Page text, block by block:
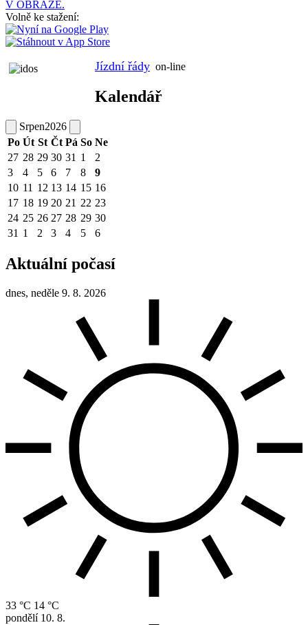
V OBRAZE.
Volně ke stažení:
Jízdní řády on-line
Kalendář
Srpen2026
Po Út St Čt Pá So Ne
27 28 29 30 31 1
2
3
4 5 6 7 8
9
10 11 12 13 14 15 16
17 18 19 20 21 22 23
24 25 26 27 28 29 30
31 1 2 3 4 5 6
Aktuální počasí
dnes, neděle 9. 8. 2026
33 °C 14 °C
pondělí 10. 8.